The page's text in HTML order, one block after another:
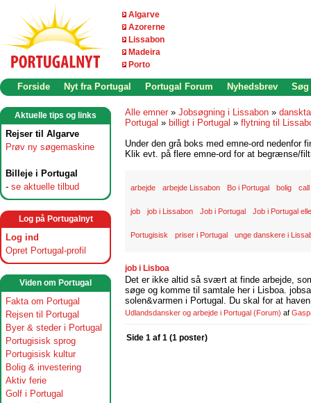
Algarve
Azorerne
Lissabon
Madeira
Porto
Forside Nyt fra Portugal Portugal Forum Nyhedsbrev Søg
Aktuelle tips og links
Rejser til Algarve
Prøv ny søgemaskine
Billeje i Portugal
- se aktuelle tilbud
Log på Portugalnyt
Log ind
Opret Portugal-profil
Viden om Portugal
Fakta om Portugal
Rejsen til Portugal
Byer & steder i Portugal
Portugisisk sprog
Portugisisk kultur
Bolig & investering
Aktiv ferie
Golf i Portugal
Alle emner » Jobsøgning i Lissabon »
Portugal » billigt i Portugal » flytning til
Under den grå boks med emne-ord nedenfor
Klik evt. på flere emne-ord for at begrænse/
arbejde arbejde Lissabon Bo i Portugal bolig
job job i Lissabon Job i Portugal Job i Portugal
Portugisisk priser i Portugal unge danskere i
job i Lisboa
Det er ikke altid så svært at finde arbejde,
søge og komme til samtale her i Lisboa.
solen&varmen i Portugal. Du skal for at
Udlandsdansker og arbejde i Portugal (Forum) af
Side 1 af 1 (1 poster)